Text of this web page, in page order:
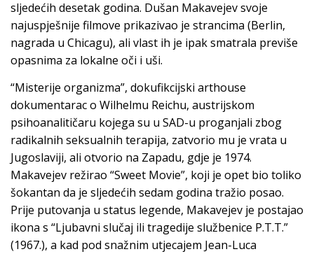
sljedećih desetak godina. Dušan Makavejev svoje
najuspješnije filmove prikazivao je strancima (Berlin,
nagrada u Chicagu), ali vlast ih je ipak smatrala previše
opasnima za lokalne oči i uši.
“Misterije organizma”, dokufikcijski arthouse
dokumentarac o Wilhelmu Reichu, austrijskom
psihoanalitičaru kojega su u SAD-u proganjali zbog
radikalnih seksualnih terapija, zatvorio mu je vrata u
Jugoslaviji, ali otvorio na Zapadu, gdje je 1974.
Makavejev režirao “Sweet Movie”, koji je opet bio toliko
šokantan da je sljedećih sedam godina tražio posao.
Prije putovanja u status legende, Makavejev je postajao
ikona s “Ljubavni slučaj ili tragedije službenice P.T.T.”
(1967.), a kad pod snažnim utjecajem Jean-Luca